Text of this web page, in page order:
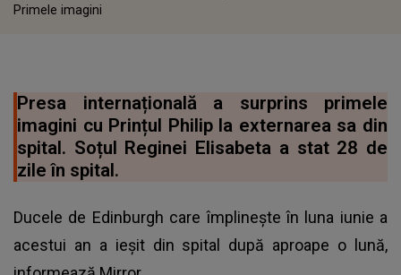
Primele imagini
Presa internațională a surprins primele
imagini cu Prințul Philip la externarea sa din
spital. Soțul Reginei Elisabeta a stat 28 de
zile în spital.
Ducele de Edinburgh care împlinește în luna iunie a
acestui an a ieșit din spital după aproape o lună,